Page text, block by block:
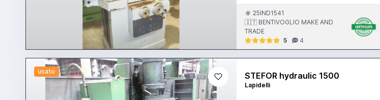
25IND1541
🇮🇹 BENTIVOGLIO MAKE AND
TRADE
5
4
usato STEFOR hydraulic 1500
Lapidelli